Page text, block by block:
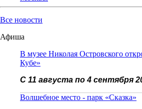
Все новости
Афиша
В музее Николая Островского
Кубе»
С 11 августа по 4 сентября
Волшебное место - парк «Сказка»